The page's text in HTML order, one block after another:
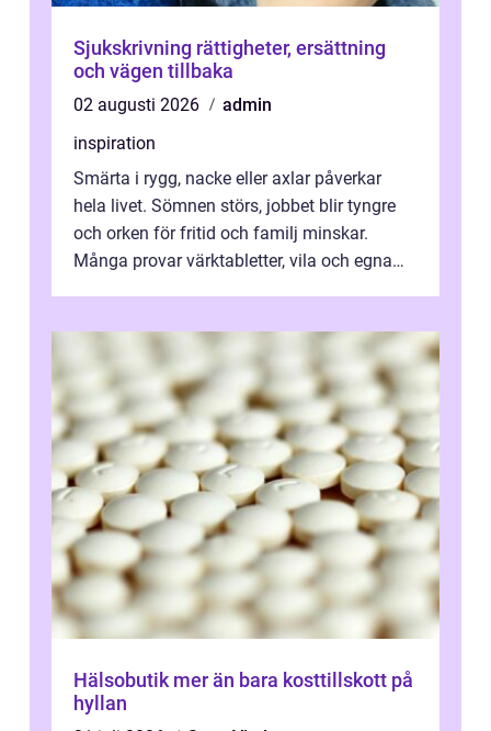
Sjukskrivning rättigheter, ersättning
och vägen tillbaka
02 augusti 2026
admin
inspiration
Smärta i rygg, nacke eller axlar påverkar
hela livet. Sömnen störs, jobbet blir tyngre
och orken för fritid och familj minskar.
Många provar värktabletter, vila och egna
Hälsobutik mer än bara kosttillskott på
hyllan